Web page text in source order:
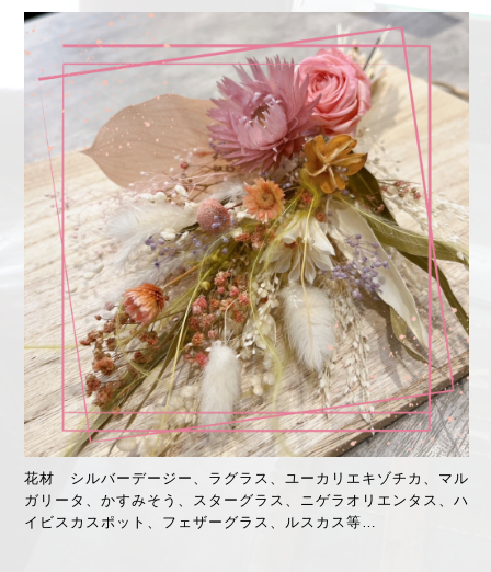
花材 シルバーデージー、ラグラス、ユーカリエキゾチカ、マル
ガリータ、かすみそう、スターグラス、ニゲラオリエンタス、ハ
イビスカスポット、フェザーグラス、ルスカス等…